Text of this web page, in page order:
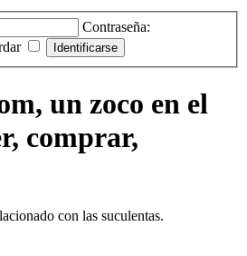
Contraseña:
un zoco en el
comprar,
con las suculentas.